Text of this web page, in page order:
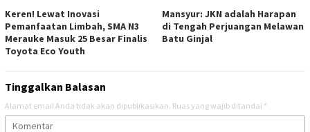
Keren! Lewat Inovasi
Pemanfaatan Limbah, SMA N3
Merauke Masuk 25 Besar Finalis
Toyota Eco Youth
Mansyur: JKN adalah Harapan
di Tengah Perjuangan Melawan
Batu Ginjal
Tinggalkan Balasan
Alamat email Anda tidak akan dipublikasikan. Ruas yang wajib ditandai *